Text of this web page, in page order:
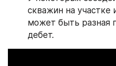
скважин на участке
может быть разная
дебет.